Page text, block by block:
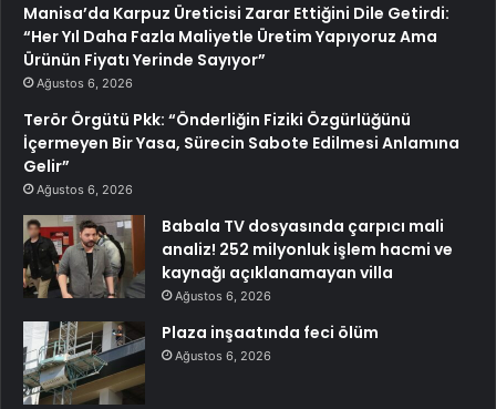
Manisa’da Karpuz Üreticisi Zarar Ettiğini Dile Getirdi:
“Her Yıl Daha Fazla Maliyetle Üretim Yapıyoruz Ama
Ürünün Fiyatı Yerinde Sayıyor”
Ağustos 6, 2026
Terör Örgütü Pkk: “Önderliğin Fiziki Özgürlüğünü
İçermeyen Bir Yasa, Sürecin Sabote Edilmesi Anlamına
Gelir”
Ağustos 6, 2026
Babala TV dosyasında çarpıcı mali
analiz! 252 milyonluk işlem hacmi ve
kaynağı açıklanamayan villa
Ağustos 6, 2026
Plaza inşaatında feci ölüm
Ağustos 6, 2026